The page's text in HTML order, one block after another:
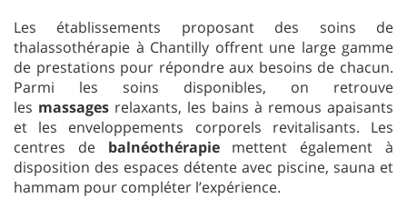
Les établissements proposant des soins de
thalassothérapie à Chantilly offrent une large gamme
de prestations pour répondre aux besoins de chacun.
Parmi les soins disponibles, on retrouve
les massages relaxants, les bains à remous apaisants
et les enveloppements corporels revitalisants. Les
centres de balnéothérapiemettent également à
disposition des espaces détente avec piscine, sauna et
hammam pour compléter l’expérience.